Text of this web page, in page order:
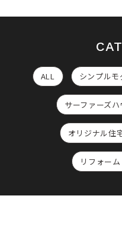
ALL シンプル
サーファーズハ
オリジナル住
リフォー